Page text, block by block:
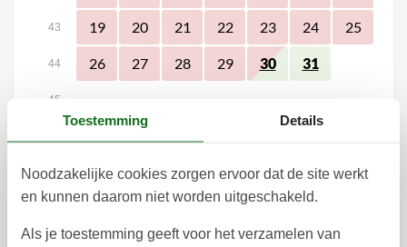
43 19 20 21 22 23 24 25
44 26 27 28 29 30 31
45
44
45 2 3 4 5 6 7
Toestemming Details
Noodzakelijke cookies zorgen ervoor dat de site werkt
en kunnen daarom niet worden uitgeschakeld.
Als je toestemming geeft voor het verzamelen van